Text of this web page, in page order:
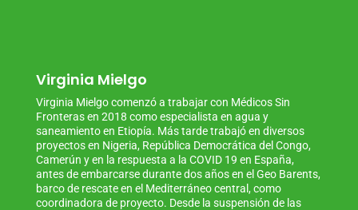
Virginia Mielgo
Virginia Mielgo comenzó a trabajar con Médicos Sin
Fronteras en 2018 como especialista en agua y
saneamiento en Etiopía. Más tarde trabajó en diversos
proyectos en Nigeria, República Democrática del Congo,
Camerún y en la respuesta a la COVID 19 en España,
antes de embarcarse durante dos años en el Geo Barents,
barco de rescate en el Mediterráneo central, como
coordinadora de proyecto. Desde la suspensión de las